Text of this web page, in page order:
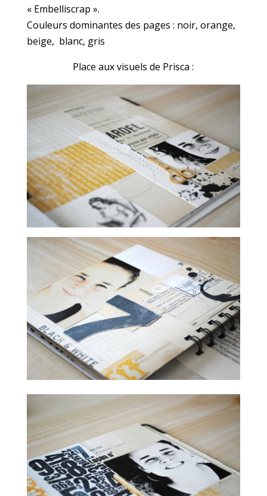
« Embelliscrap ».
Couleurs dominantes des pages : noir, orange,
beige, blanc, gris
Place aux visuels de Prisca :